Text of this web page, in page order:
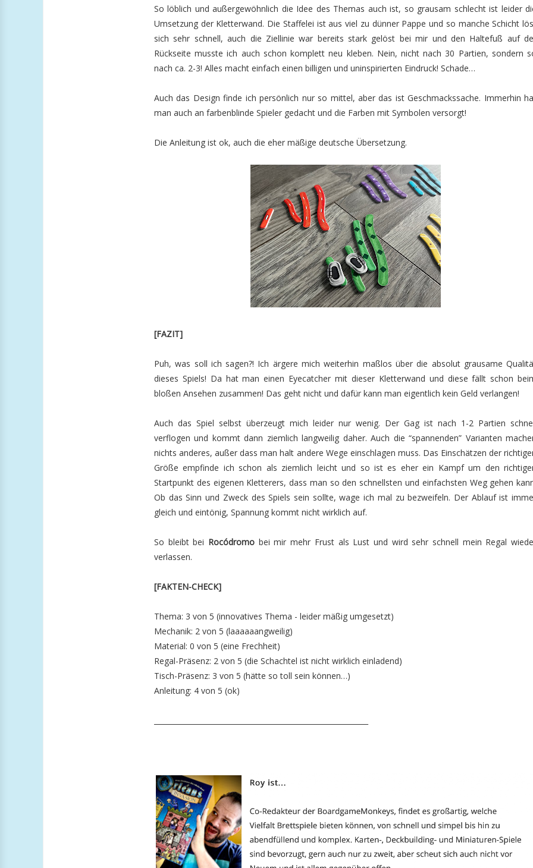
So löblich und außergewöhnlich die Idee des Themas auch ist, so grausam schlecht ist leider
Umsetzung der Kletterwand. Die Staffelei ist aus viel zu dünner Pappe und so manche Schicht
sich sehr schnell, auch die Ziellinie war bereits stark gelöst bei mir und den Haltefuß auf
Rückseite musste ich auch schon komplett neu kleben. Nein, nicht nach 30 Partien, sondern
nach ca. 2-3! Alles macht einfach einen billigen und uninspirierten Eindruck! Schade…
Auch das Design finde ich persönlich nur so mittel, aber das ist Geschmackssache. Immerhin
man auch an farbenblinde Spieler gedacht und die Farben mit Symbolen versorgt!
Die Anleitung ist ok, auch die eher mäßige deutsche Übersetzung.
[FAZIT]
Puh, was soll ich sagen?! Ich ärgere mich weiterhin maßlos über die absolut grausame
dieses Spiels! Da hat man einen Eyecatcher mit dieser Kletterwand und diese fällt schon
bloßen Ansehen zusammen! Das geht nicht und dafür kann man eigentlich kein Geld verlangen!
Auch das Spiel selbst überzeugt mich leider nur wenig. Der Gag ist nach 1-2 Partien
verflogen und kommt dann ziemlich langweilig daher. Auch die “spannenden” Varianten
nichts anderes, außer dass man halt andere Wege einschlagen muss. Das Einschätzen der
Größe empfinde ich schon als ziemlich leicht und so ist es eher ein Kampf um den
Startpunkt des eigenen Kletterers, dass man so den schnellsten und einfachsten Weg gehen
Ob das Sinn und Zweck des Spiels sein sollte, wage ich mal zu bezweifeln. Der Ablauf ist
gleich und eintönig, Spannung kommt nicht wirklich auf.
So bleibt bei Rocódromo bei mir mehr Frust als Lust und wird sehr schnell mein Regal
verlassen.
[FAKTEN-CHECK]
Thema: 3 von 5 (innovatives Thema - leider mäßig umgesetzt)
Mechanik: 2 von 5 (laaaaaangweilig)
Material: 0 von 5 (eine Frechheit)
Regal-Präsenz: 2 von 5 (die Schachtel ist nicht wirklich einladend)
Tisch-Präsenz: 3 von 5 (hätte so toll sein können…)
Anleitung: 4 von 5 (ok)